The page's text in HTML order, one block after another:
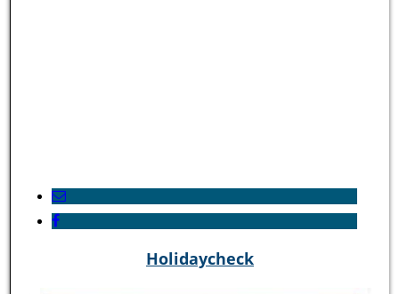
Holidaycheck